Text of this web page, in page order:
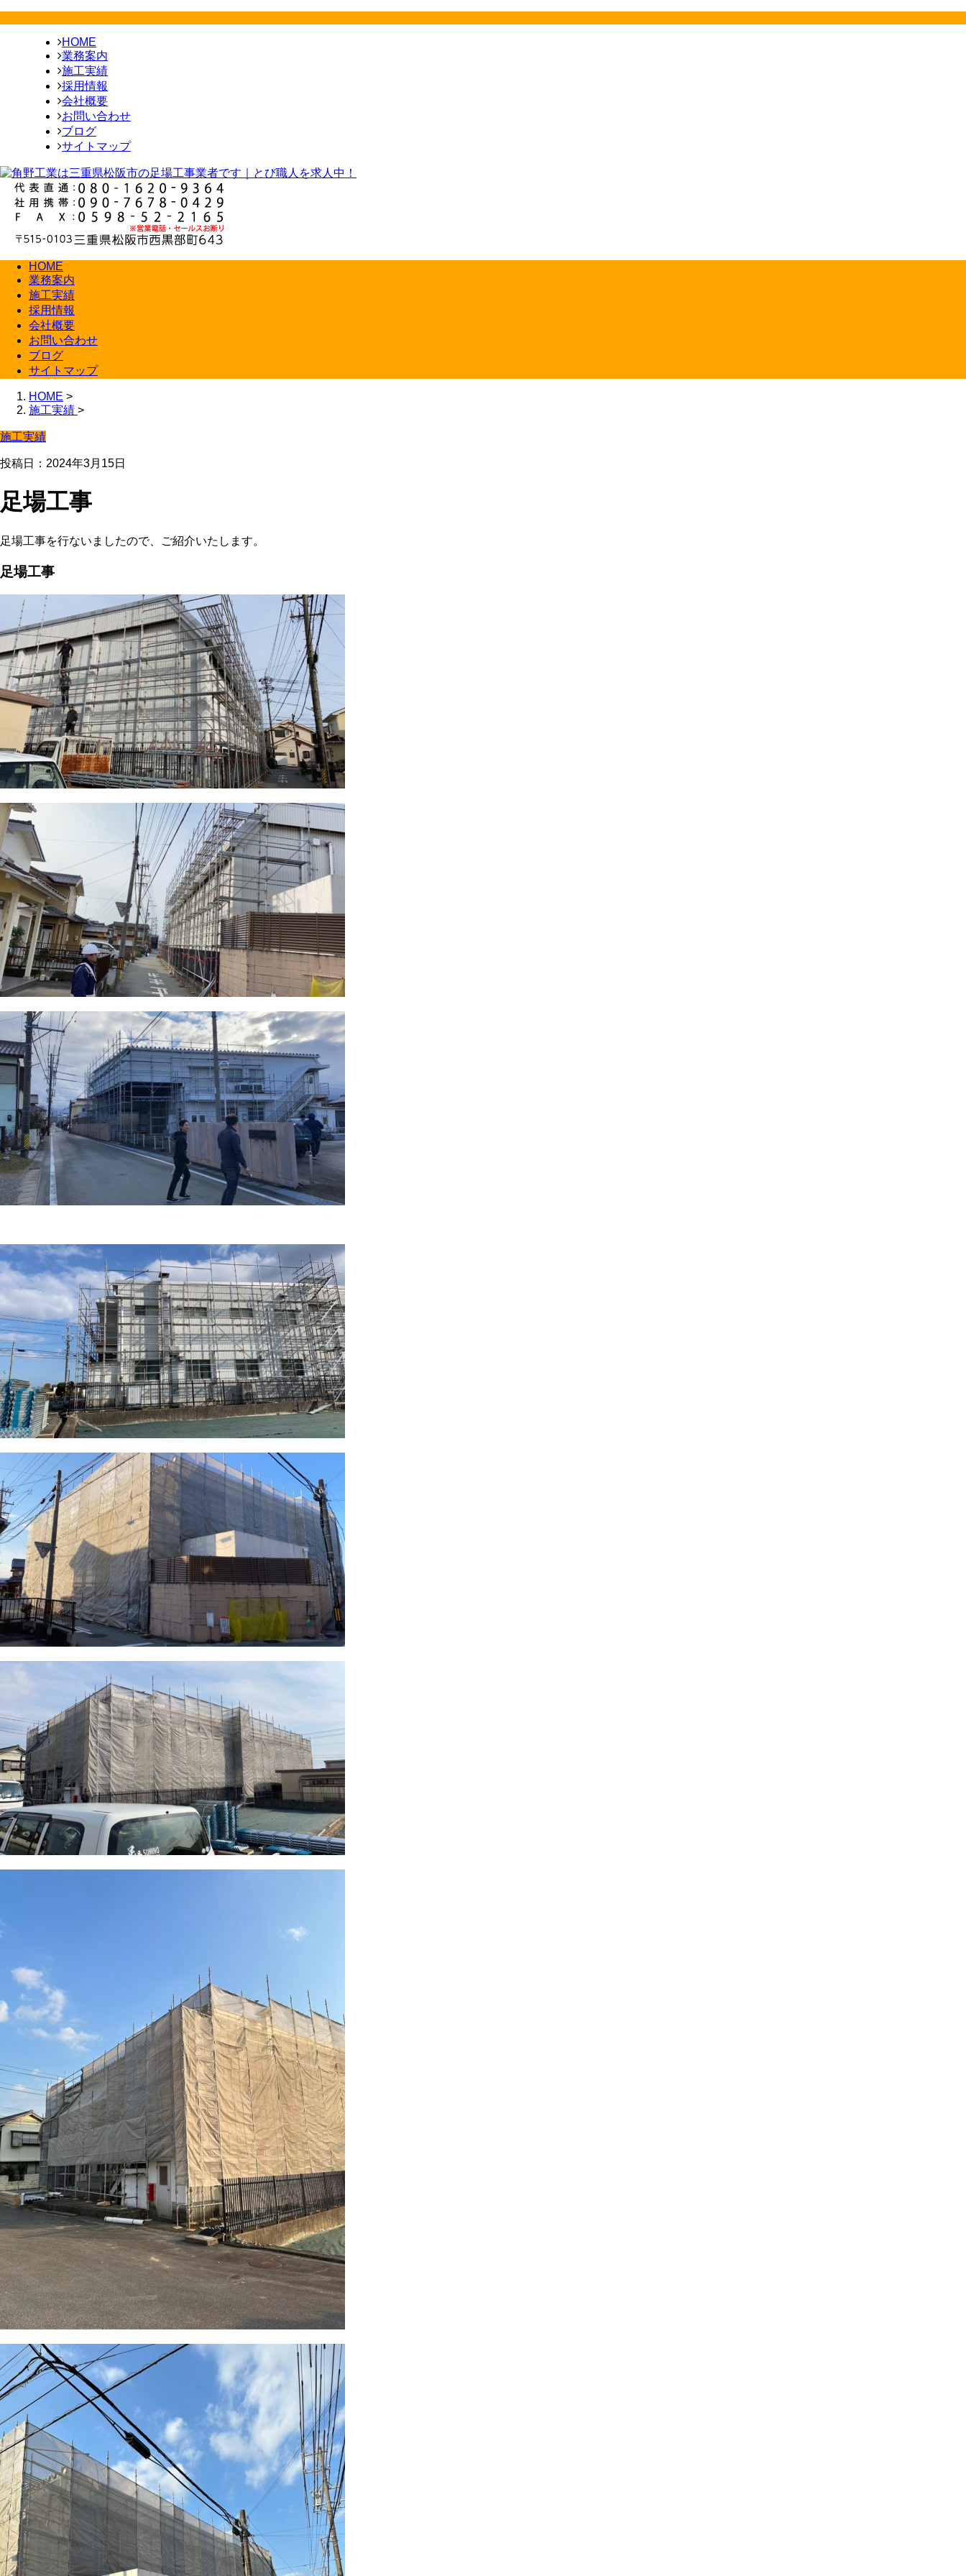
HOME
業務案内
施工実績
採用情報
会社概要
お問い合わせ
ブログ
サイトマップ
HOME
業務案内
施工実績
採用情報
会社概要
お問い合わせ
ブログ
サイトマップ
HOME >
施工実績 >
施工実績
投稿日：2024年3月15日
足場工事
足場工事を行ないましたので、ご紹介いたします。
足場工事